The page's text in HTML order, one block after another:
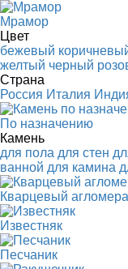
Мрамор
Цвет
бежевый
желтый черный
Страна
Россия Италия
По назначению
Камень
для пола для стен
ванной для камина
Кварцевый
Известняк
Песчаник